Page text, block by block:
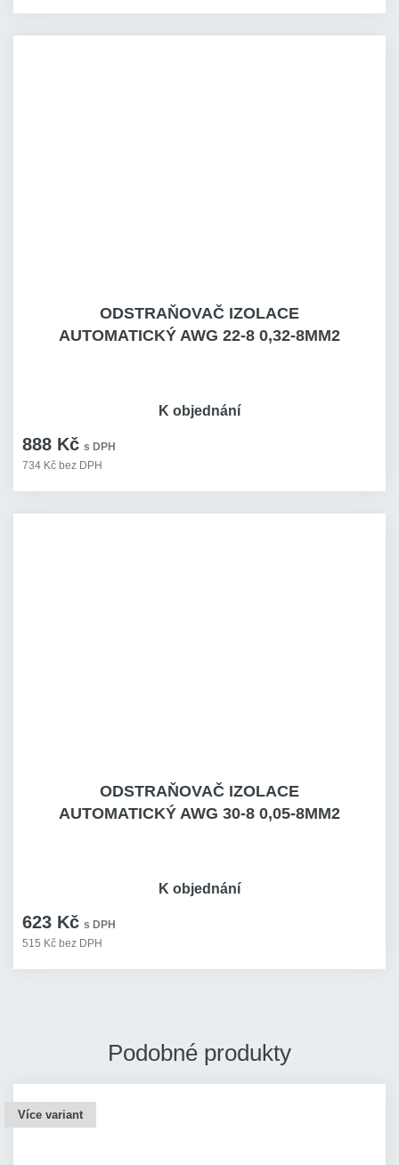
ODSTRAŇOVAČ IZOLACE
AUTOMATICKÝ AWG 22-8 0,32-8MM2
888 Kč s DPH
734 Kč bez DPH
K objednání
ODSTRAŇOVAČ IZOLACE
AUTOMATICKÝ AWG 30-8 0,05-8MM2
623 Kč s DPH
515 Kč bez DPH
K objednání
Podobné produkty
Více variant